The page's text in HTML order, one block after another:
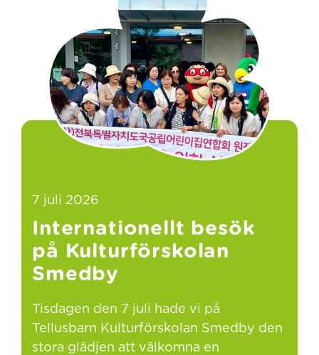
7 juli 2026
Internationellt besök
på Kulturförskolan
Smedby
Tisdagen den 7 juli hade vi på
Tellusbarn Kulturförskolan Smedby den
stora glädjen att välkomna en